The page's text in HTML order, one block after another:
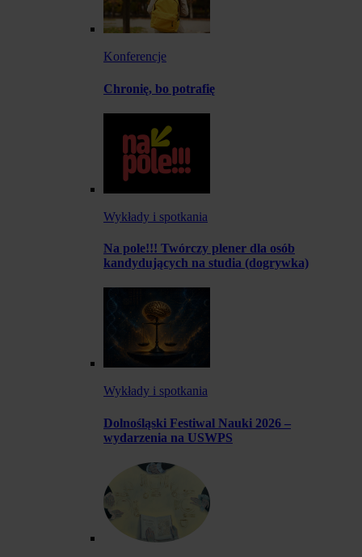
Konferencje
Chronię, bo potrafię
Wykłady i spotkania
Na pole!!! Twórczy plener dla osób
kandydujących na studia (dogrywka)
Wykłady i spotkania
Dolnośląski Festiwal Nauki 2026 –
wydarzenia na USWPS